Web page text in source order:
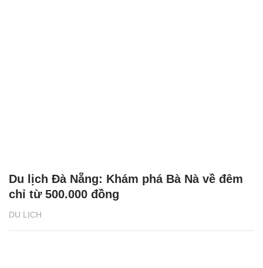
DU LỊCH
Du lịch Đà Nẵng: Khám phá Bà Nà về đêm
chỉ từ 500.000 đồng